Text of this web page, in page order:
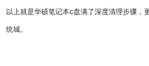
以上就是华硕笔记本c盘满了深度清理步骤，
统城。